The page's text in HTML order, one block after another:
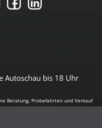
Autoschau bis 18 Uhr
Beratung, Probefahrten und Verkauf